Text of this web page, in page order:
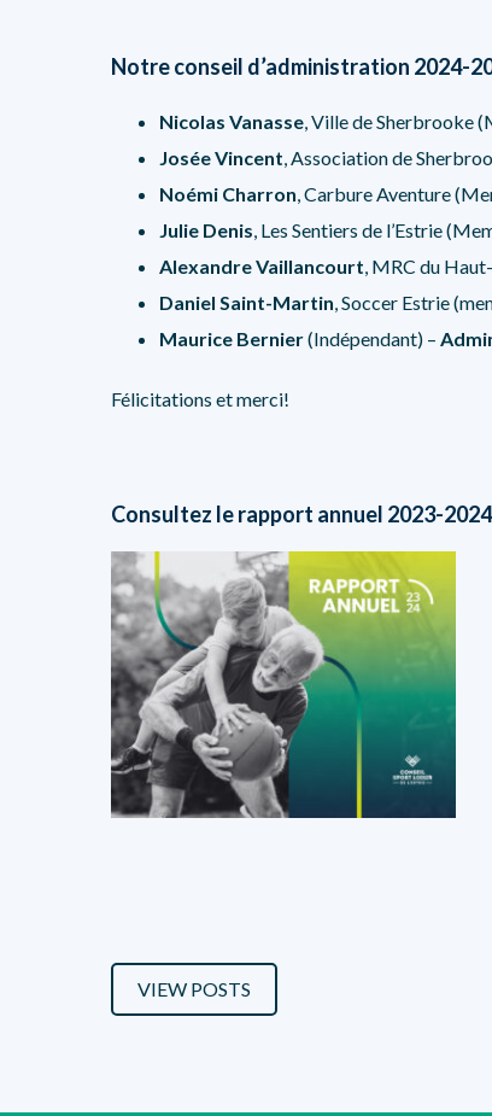
Notre conseil d’administration 2024-
Nicolas Vanasse, Ville de Sherbrooke
Josée Vincent, Association de
Noémi Charron, Carbure Aventure
Julie Denis, Les Sentiers de l’Estrie
Alexandre Vaillancourt, MRC du
Daniel Saint-Martin, Soccer Estrie
Maurice Bernier(Indépendant) –
Félicitations et merci!
Consultez le rapport annuel 2023-2024
VIEW POSTS